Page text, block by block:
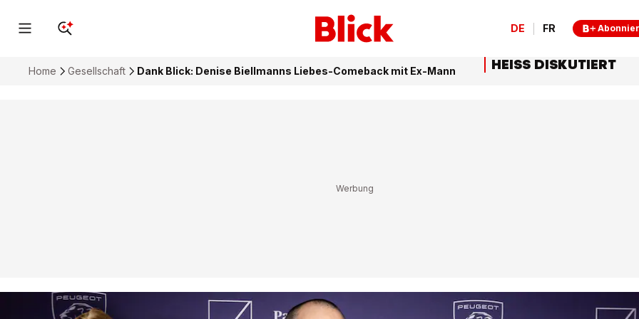
DE FR
Home Gesellschaft Dank Blick: Denise Biellmanns Liebes-Comeback mit Ex-Mann HEISS DISKUTIERT